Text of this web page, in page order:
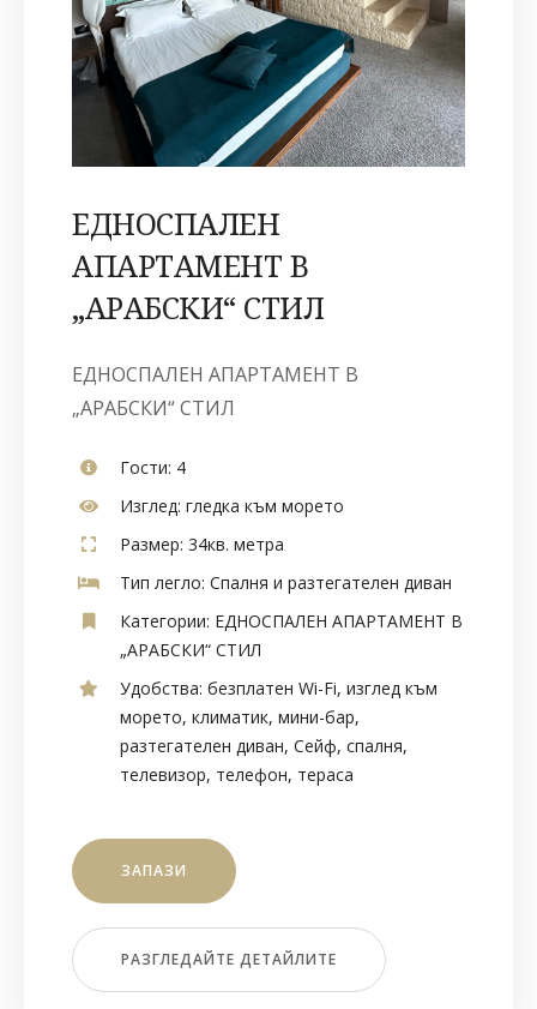
ЕДНОСПАЛЕН
АПАРТАМЕНТ В
„АРАБСКИ“ СТИЛ
ЕДНОСПАЛЕН АПАРТАМЕНТ В
„АРАБСКИ“ СТИЛ
Гости: 4
Изглед: гледка към морето
Размер: 34кв. метра
Тип легло: Спалня и разтегателен диван
Категории: ЕДНОСПАЛЕН АПАРТАМЕНТ В
„АРАБСКИ“ СТИЛ
Удобства: безплатен Wi-Fi, изглед към
морето, климатик, мини-бар,
разтегателен диван, Сейф, спалня,
телевизор, телефон, тераса
ЗАПАЗИ
РАЗГЛЕДАЙТЕ ДЕТАЙЛИТЕ